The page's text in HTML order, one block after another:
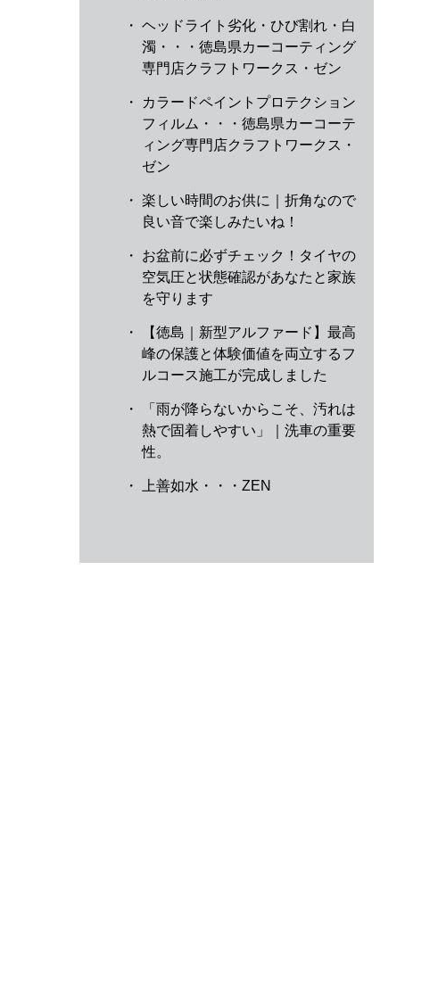
・ ヘッドライト劣化・ひび割れ・白
濁・・・徳島県カーコーティング
専門店クラフトワークス・ゼン
・
カラードペイントプロテクション
フィルム・・・徳島県カーコーテ
ィング専門店クラフトワークス・
ゼン
・ 楽しい時間のお供に｜折角なので
良い音で楽しみたいね！
・
お盆前に必ずチェック！タイヤの
空気圧と状態確認があなたと家族
を守ります
・
【徳島｜新型アルファード】最高
峰の保護と体験価値を両立するフ
ルコース施工が完成しました
・
「雨が降らないからこそ、汚れは
熱で固着しやすい」｜洗車の重要
性。
・ 上善如水・・・ZEN